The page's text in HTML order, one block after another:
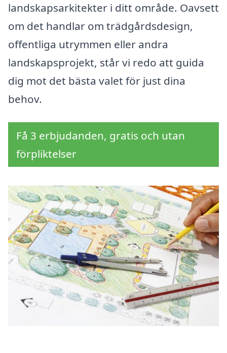
landskapsarkitekter i ditt område. Oavsett
om det handlar om trädgårdsdesign,
offentliga utrymmen eller andra
landskapsprojekt, står vi redo att guida
dig mot det bästa valet för just dina
behov.
Få 3 erbjudanden, gratis och utan
förpliktelser